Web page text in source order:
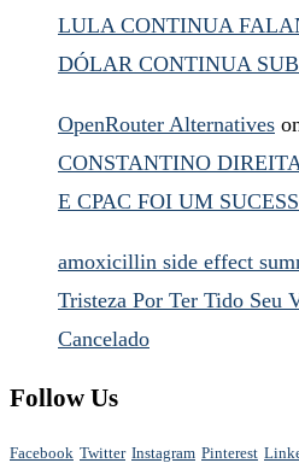
LULA CONTINUA
DÓLAR CONTINUA
OpenRouter Alternatives
CONSTANTINO
E CPAC FOI UM
amoxicillin side effect
Tristeza Por Ter Tido Seu
Cancelado
Follow Us
Facebook Twitter Instagram Pinterest